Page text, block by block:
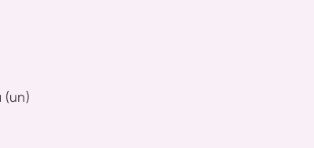
(un)